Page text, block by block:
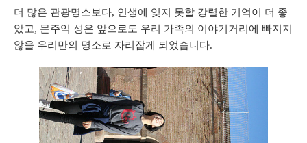
더 많은 관광명소보다, 인생에 잊지 못할 강렬한 기억이 더 좋
았고, 몬주익 성은 앞으로도 우리 가족의 이야기거리에 빠지지
않을 우리만의 명소로 자리잡게 되었습니다.